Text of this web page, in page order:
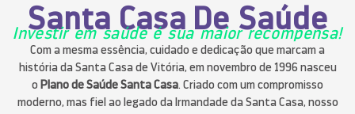
Santa Casa De Saúde
Investir em saúde é sua maior recompensa!
Com a mesma essência, cuidado e dedicação que marcam a
história da Santa Casa de Vitória, em novembro de 1996 nasceu
o Plano de Saúde Santa Casa. Criado com um compromisso
moderno, mas fiel ao legado da Irmandade da Santa Casa, nosso